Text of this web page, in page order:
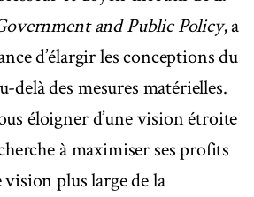
and Public Policy, a
d’élargir les conceptions du
delà des mesures matérielles.
éloigner d’une vision étroite
à maximiser ses profits
plus large de la